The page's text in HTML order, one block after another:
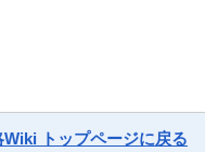
トップページに戻る